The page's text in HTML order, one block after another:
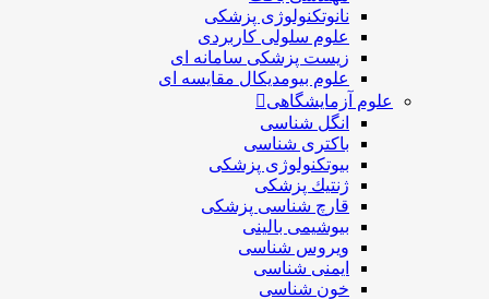
نانوتکنولوژی پزشکی
علوم سلولی کاربردی
زیست پزشکی سامانه ای
علوم بیومدیکال مقایسه ای
علوم آزمایشگاهی
انگل شناسی
باکتری شناسی
بیوتکنولوژی پزشکی
ژنتيك پزشکی
قارچ شناسی پزشكی
بیوشیمی بالینی
ویروس شناسی
ایمنی شناسی
خون شناسی